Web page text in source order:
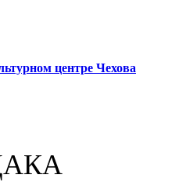
центре Чехова